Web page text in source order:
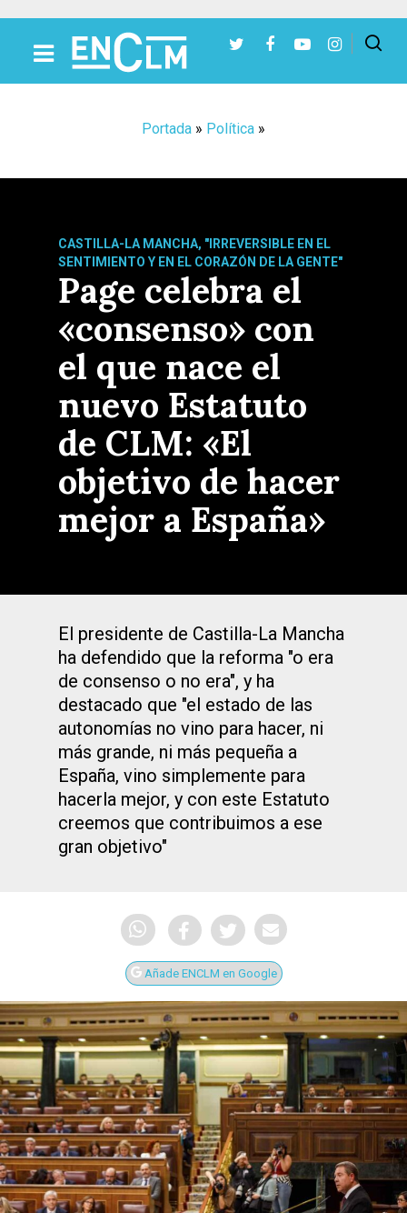
Portada » Política »
CASTILLA-LA MANCHA, "IRREVERSIBLE EN EL
SENTIMIENTO Y EN EL CORAZÓN DE LA GENTE"
Page celebra el
«consenso» con
el que nace el
nuevo Estatuto
de CLM: «El
objetivo de hacer
mejor a España»
El presidente de Castilla-La Mancha
ha defendido que la reforma "o era
de consenso o no era", y ha
destacado que "el estado de las
autonomías no vino para hacer, ni
más grande, ni más pequeña a
España, vino simplemente para
hacerla mejor, y con este Estatuto
creemos que contribuimos a ese
gran objetivo"
Añade ENCLM en Google